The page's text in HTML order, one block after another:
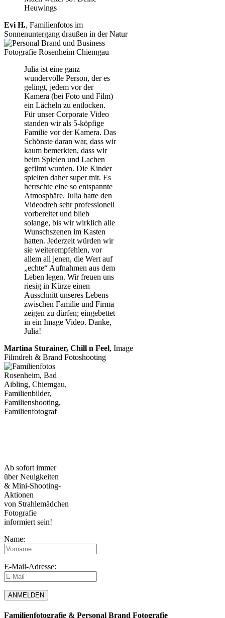
Heuwings
Evi H., Familienfotos im
Sonnenuntergang draußen in der Natur
Julia ist eine ganz
wundervolle Person, der es
gelingt, jedem vor der
Kamera (bei Foto und Film)
ein Lächeln zu entlocken.
Für unser Corporate Video
standen wir als 5-köpfige
Familie vor der Kamera. Das
Schönste daran war, dass wir
kaum bemerkten, dass wir
beim Spielen und Lachen
gefilmt wurden. Die Kinder
spielten daher super mit. Es
herrschte eine so entspannte
Atmosphäre. Julia hatte den
Videodreh sehr professionell
vorbereitet und blieb
solange, bis wir wirklich alle
Wunschszenen im Kasten
hatten. Jederzeit würden wir
sie weiterempfehlen, vor
allem all jenen, die Wert auf
„echte“ Aufnahmen aus dem
Leben legen. Wir freuen uns
riesig in Kürze einen
Ausschnitt unseres Lebens
zwischen Familie und Firma
zeigen zu dürfen; eingebettet
in ein Image Video. Danke,
Julia!
Martina Sturainer, Chill n Feel, Image
Filmdreh & Brand Fotoshooting
Ab sofort immer
über Neuigkeiten
& Mini-Shooting-
Aktionen
von Strahlemädchen
Fotografie
informiert sein!
Name:
E-Mail-Adresse:
Familienfotografie & Personal Brand Fotografie